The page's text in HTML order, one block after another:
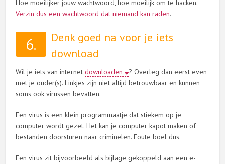
Hoe moeilijker jouw wachtwoord, hoe moeilijk om te hacken.
Verzin dus een wachtwoord dat niemand kan raden.
6.
Denk goed na voor je iets
download
Wil je iets van internetdownloaden
? Overleg dan eerst even
met je ouder(s). Linkjes zijn niet altijd betrouwbaar en kunnen
soms ook virussen bevatten.
Een virus is een klein programmaatje dat stiekem op je
computer wordt gezet. Het kan je computer kapot maken of
bestanden doorsturen naar criminelen. Foute boel dus.
Een virus zit bijvoorbeeld als bijlage gekoppeld aan een e-